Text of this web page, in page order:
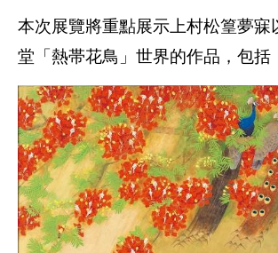
本次展覽將重點展示上村松篁夢寐
堂「熱帯花鳥」世界的作品，包括